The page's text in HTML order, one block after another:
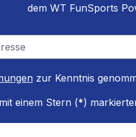
dem WT FunSports
zur Kenntnis
einem Stern (*)